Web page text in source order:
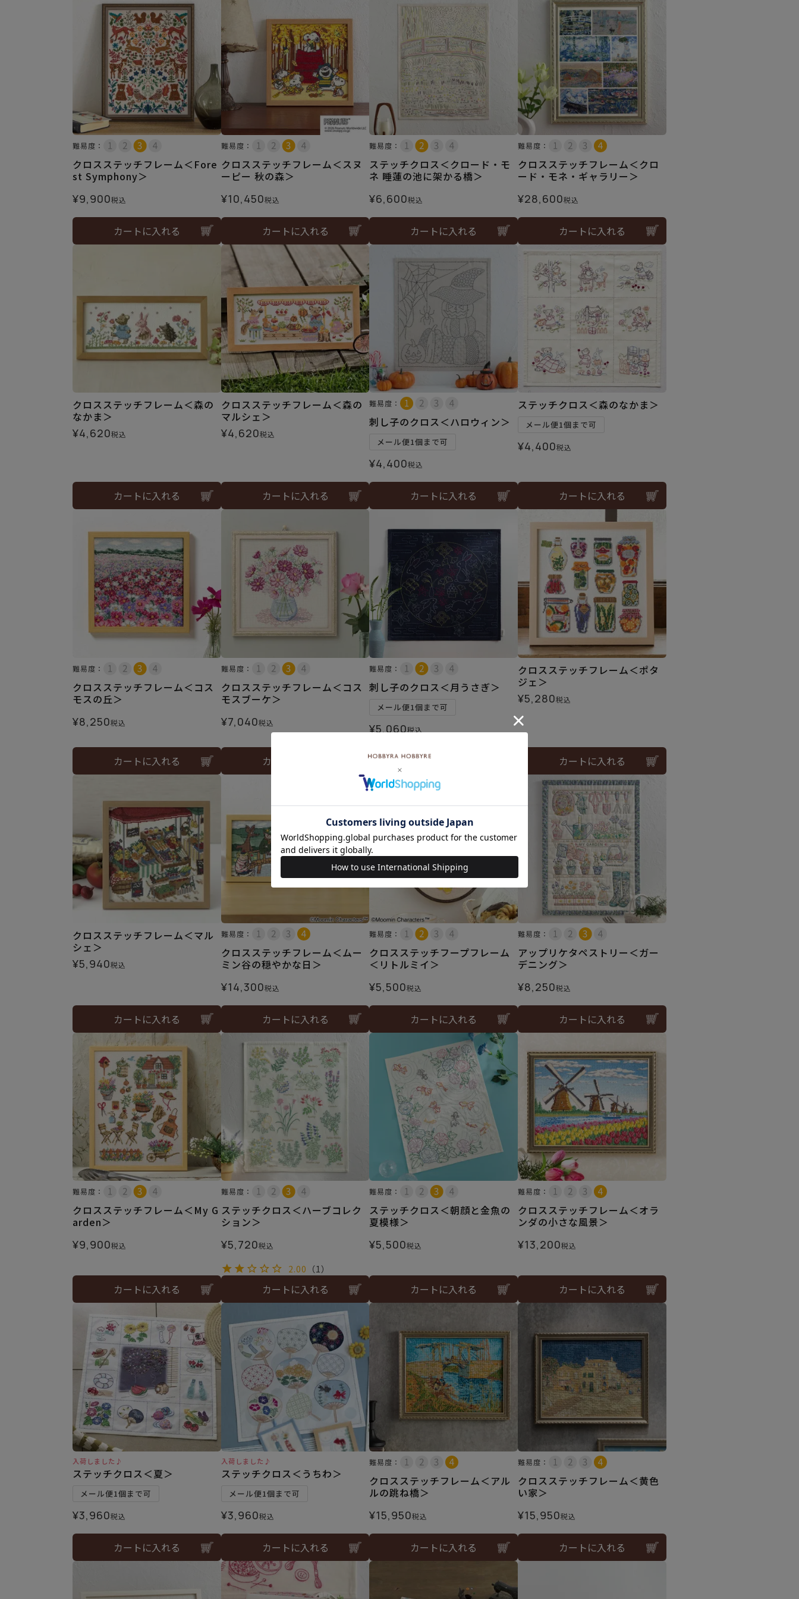
難易度：
クロスステッチフレーム＜Fore
st Symphony＞
¥9,900税込
カートに入れる
難易度：
クロスステッチフレーム＜スヌ
ーピー 秋の森＞
¥10,450税込
カートに入れる
難易度：
ステッチクロス＜クロード・モ
ネ 睡蓮の池に架かる橋＞
¥6,600税込
カートに入れる
難易度：
クロスステッチフレーム＜クロ
ード・モネ・ギャラリー＞
¥28,600税込
カートに入れる
クロスステッチフレーム＜森の
なかま＞
¥4,620税込
カートに入れる
クロスステッチフレーム＜森の
マルシェ＞
¥4,620税込
カートに入れる
難易度：
刺し子のクロス＜ハロウィン＞
メール便1個まで可
¥4,400税込
カートに入れる
ステッチクロス＜森のなかま＞
メール便1個まで可
¥4,400税込
カートに入れる
難易度：
クロスステッチフレーム＜コス
モスの丘＞
¥8,250税込
カートに入れる
難易度：
クロスステッチフレーム＜コス
モスブーケ＞
¥7,040税込
カートに入れる
難易度：
刺し子のクロス＜月うさぎ＞
メール便1個まで可
¥5,060税込
カートに入れる
クロスステッチフレーム＜ポタ
ジェ＞
¥5,280税込
カートに入れる
クロスステッチフレーム＜マル
シェ＞
¥5,940税込
カートに入れる
難易度：
クロスステッチフレーム＜ムー
ミン谷の穏やかな日＞
¥14,300税込
カートに入れる
難易度：
クロスステッチフープフレーム
＜リトルミイ＞
¥5,500税込
カートに入れる
難易度：
アップリケタペストリー＜ガー
デニング＞
¥8,250税込
カートに入れる
難易度：
クロスステッチフレーム＜My G
arden＞
¥9,900税込
カートに入れる
難易度：
ステッチクロス＜ハーブコレク
ション＞
¥5,720税込
2.00 （1）
カートに入れる
難易度：
ステッチクロス＜朝顔と金魚の
夏模様＞
¥5,500税込
カートに入れる
難易度：
クロスステッチフレーム＜オラ
ンダの小さな風景＞
¥13,200税込
カートに入れる
入荷しました♪
ステッチクロス＜夏＞
メール便1個まで可
¥3,960税込
カートに入れる
入荷しました♪
ステッチクロス＜うちわ＞
メール便1個まで可
¥3,960税込
カートに入れる
難易度：
クロスステッチフレーム＜アル
ルの跳ね橋＞
¥15,950税込
カートに入れる
難易度：
クロスステッチフレーム＜黄色
い家＞
¥15,950税込
カートに入れる